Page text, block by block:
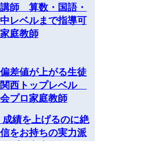
師 算数・国語・
レベルまで指導可
庭教師
偏差値が上がる生徒
西トップレベル
プロ家庭教師
成績を上げるのに絶
をお持ちの実力派